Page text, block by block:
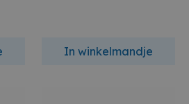
In winkelmandje